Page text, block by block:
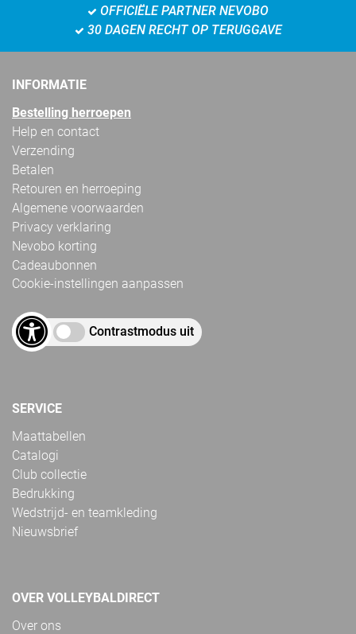
OFFICIËLE PARTNER NEVOBO
30 DAGEN RECHT OP TERUGGAVE
INFORMATIE
Bestelling herroepen
Help en contact
Verzending
Betalen
Retouren en herroeping
Algemene voorwaarden
Privacy verklaring
Nevobo korting
Cadeaubonnen
Cookie-instellingen aanpassen
Contrastmodus uit
SERVICE
Maattabellen
Catalogi
Club collectie
Bedrukking
Wedstrijd- en teamkleding
Nieuwsbrief
OVER VOLLEYBALDIRECT
Over ons